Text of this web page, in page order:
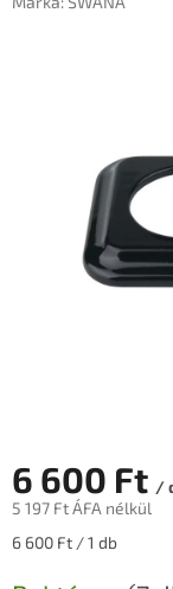
6 600 Ft /
5 197 Ft ÁFA nélkül
Egységár:
6 600 Ft / 1 db